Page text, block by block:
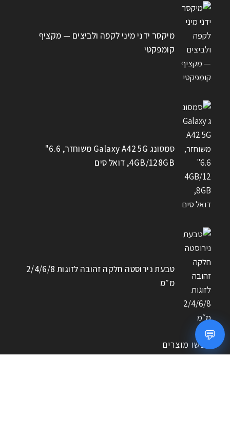
מיקסר ידני מיני לקפה ולביצים — מקציף
קומפקטי
סמסונג Galaxy A42 5G משוחזר, 6.6"
4GB/128GB, דואל סים
טבעת נירוסטה חלקה זהובה לזוגות 2/4/6/8
מ״מ
חפשו מוצרים
💬